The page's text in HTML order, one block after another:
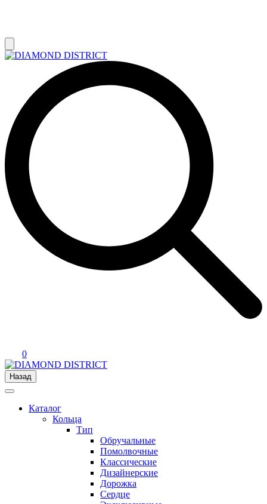
0
Назад
Каталог
Кольца
Тип
Обручальные
Помолвочные
Классические
Дизайнерские
Дорожка
Сердце